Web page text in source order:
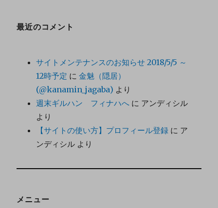
最近のコメント
サイトメンテナンスのお知らせ 2018/5/5 ～
12時予定 に金魅（隠居）
(@kanamin_jagaba) より
週末ギルハン フィナハへ に アンディシル
より
【サイトの使い方】プロフィール登録 に ア
ンディシル より
メニュー